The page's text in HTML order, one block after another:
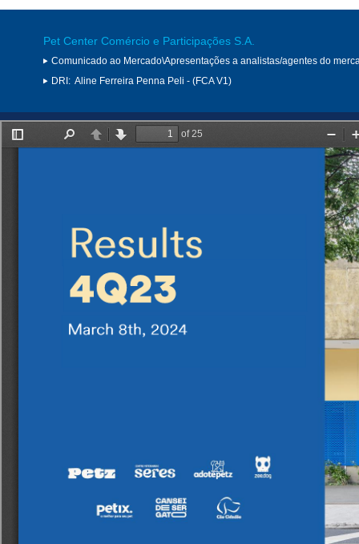
Pet Center Comércio e Participações S.A.
Comunicado ao Mercado\Apresentações a analistas/agentes do
DRI: Aline Ferreira Penna Peli - (FCA V1)